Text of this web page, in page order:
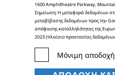
1600 Amphitheatre Parkway,
Σημείωση: Η μεταφορά δεδομένων
μεταβίβασης δεδομένων προς την
απόφασης καταλληλότητας της
2023 (πλαίσιο προστασίας